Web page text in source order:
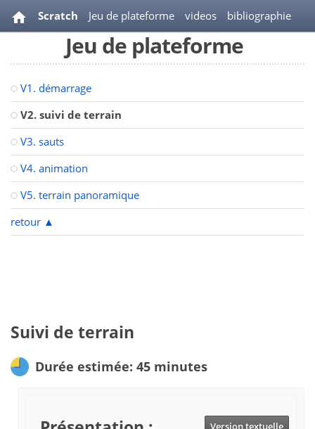
Scratch Jeu de plateforme videos bibliographie
Jeu de plateforme
V1. démarrage
V2. suivi de terrain
V3. sauts
V4. animation
V5. terrain panoramique
retour ▲
Suivi de terrain
Durée estimée: 45 minutes
Version textuelle